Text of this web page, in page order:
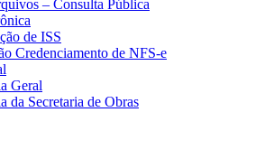
– Consulta Pública
de ISS
Credenciamento de NFS-e
Geral
da Secretaria de Obras